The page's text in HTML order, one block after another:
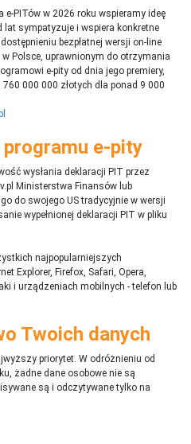
PITów w 2026 roku wspieramy ideę
lat sympatyzuje i wspiera konkretne
bezpłatnej wersji on-line
Polsce, uprawnionym do otrzymania
e-pity od dnia jego premiery,
000 000 złotych dla ponad 9 000
e-pity
wysłania deklaracji PIT przez
Ministerstwa Finansów lub
do swojego US tradycyjnie w wersji
wypełnionej deklaracji PIT w pliku
najpopularniejszych
Explorer, Firefox, Safari, Opera,
i urządzeniach mobilnych - telefon lub
Twoich danych
priorytet. W odróżnieniu od
żadne dane osobowe nie są
są i odczytywane tylko na